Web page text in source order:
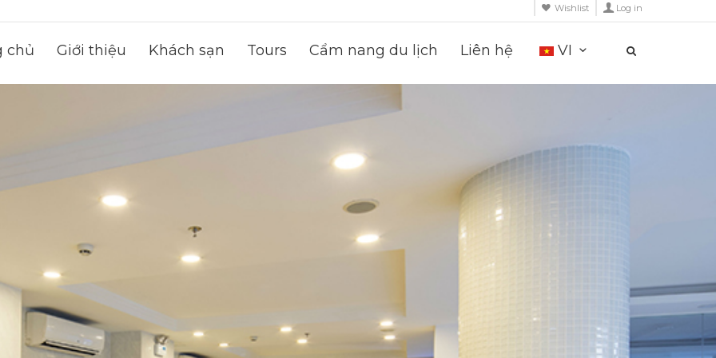
Wishlist Log in
chủ Giới thiệu Khách sạn Tours Cẩm nang du lịch Liên hệ VI